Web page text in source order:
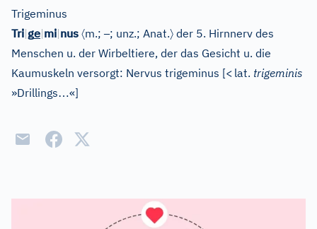
Trigeminus
Tri|ge|mi|nus 〈m.;–; unz.; Anat.〉 der 5. Hirnnerv des
Menschen u. der Wirbeltiere, der das Gesicht u. die
Kaumuskeln versorgt: Nervus trigeminus [< lat. trigeminis
»Drillings…«]